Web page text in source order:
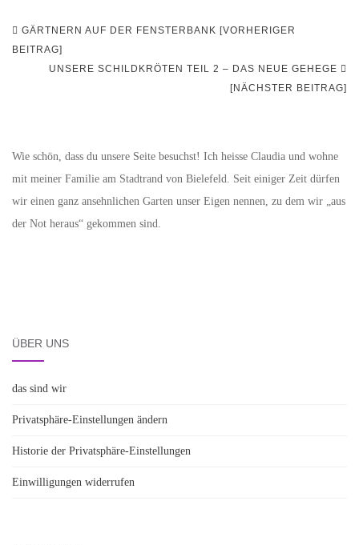
Beitragsnavigation
GÄRTNERN AUF DER FENSTERBANK [VORHERIGER
BEITRAG]
UNSERE SCHILDKRÖTEN TEIL 2 – DAS NEUE GEHEGE
[NÄCHSTER BEITRAG]
Wie schön, dass du unsere Seite besuchst! Ich heisse Claudia und wohne
mit meiner Familie am Stadtrand von Bielefeld. Seit einiger Zeit dürfen
wir einen ganz ansehnlichen Garten unser Eigen nennen, zu dem wir „aus
der Not heraus“ gekommen sind.
ÜBER UNS
das sind wir
Privatsphäre-Einstellungen ändern
Historie der Privatsphäre-Einstellungen
Einwilligungen widerrufen